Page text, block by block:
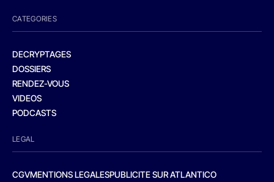
CATEGORIES
DECRYPTAGES
DOSSIERS
RENDEZ-VOUS
VIDEOS
PODCASTS
LEGAL
CGVMENTIONS LEGALESPUBLICITE SUR ATLANTICO